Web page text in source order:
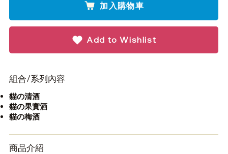
加入購物車
Add to Wishlist
組合/系列內容
貓の清酒
貓の果實酒
貓の梅酒
商品介紹